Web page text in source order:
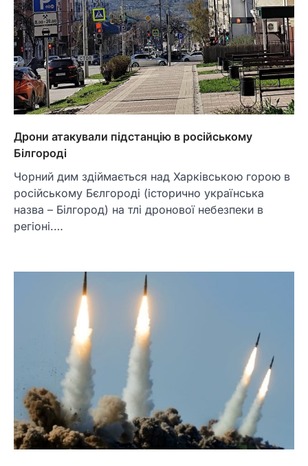
Дрони атакували підстанцію в російському
Білгороді
Чорний дим здіймається над Харківською горою в
російському Бєлгороді (історично українська
назва – Білгород) на тлі дронової небезпеки в
регіоні.…